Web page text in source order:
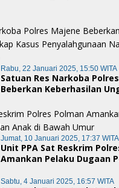
Rabu, 22 Januari 2025, 15:50 WITA
Satuan Res Narkoba
Beberkan Keberhasilan
Awal Tahun 2025
Jumat, 10 Januari 2025, 17:37 WITA
Unit PPA Sat Reskrim
Amankan Pelaku Dugaan
Sabtu, 4 Januari 2025, 16:57 WITA